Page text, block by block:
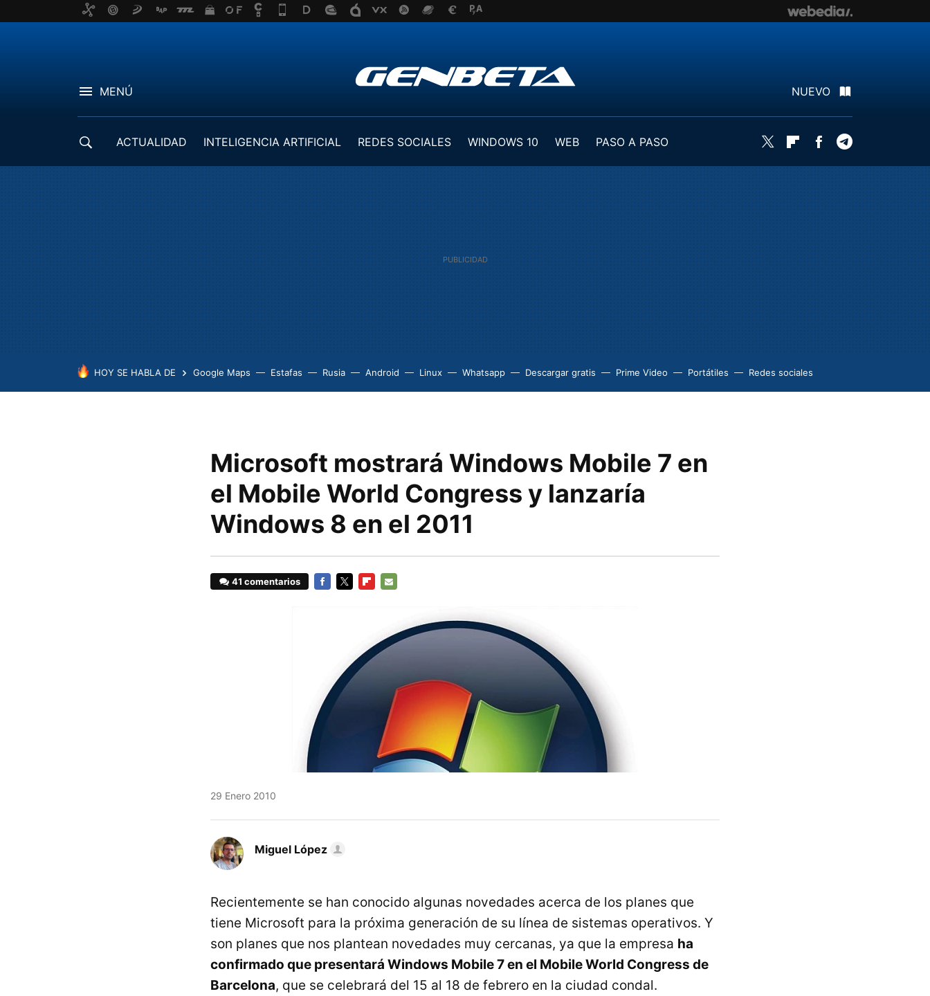
MENÚ NUEVO
ACTUALIDAD INTELIGENCIA ARTIFICIAL REDES SOCIALES WINDOWS 10 WEB
PASO A PASO
Twitter FlipboardFacebook
HOY SE HABLA DE Google Maps Estafas Rusia Android Linux Whatsapp Descargar gratis Prime Video Portátiles Redes sociales
Microsoft mostrará Windows Mobile 7 en
el Mobile World Congress y lanzaría
Windows 8 en el 2011
41 comentarios
29 Enero 2010
Miguel López
Recientemente se han conocido algunas novedades acerca de los planes que
tiene Microsoft para la próxima generación de su línea de sistemas operativos. Y
son planes que nos plantean novedades muy cercanas, ya que la empresa ha
confirmado que presentará Windows Mobile 7 en el Mobile World Congress de
Barcelona, que se celebrará del 15 al 18 de febrero en la ciudad condal.